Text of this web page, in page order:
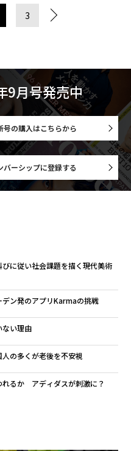
3
9月号発売中
号の購入はこちらから
バーシップに登録する
に従い社会課題を描く現代美術
ン発のアプリKarmaの挑戦
ない理由
の多くが老後を不安視
れるか アディダスが刺激に？